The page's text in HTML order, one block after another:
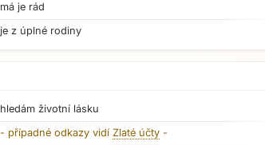
má je rád
je z úplné rodiny
hledám životní lásku
- případné odkazy vidí Zlaté účty -